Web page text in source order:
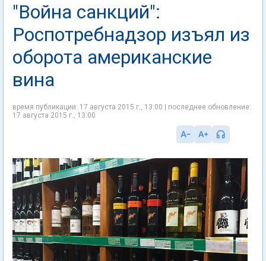
"Война санкций":
Роспотребнадзор изъял из
оборота американские
вина
время публикации: 17 августа 2015 г., 13:00 | последнее обновление:
17 августа 2015 г., 13:00